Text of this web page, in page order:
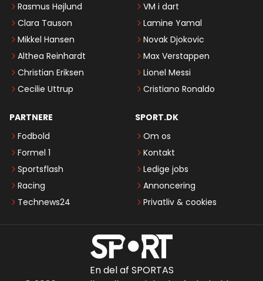
Rasmus Højlund
Clara Tauson
Mikkel Hansen
Althea Reinhardt
Christian Eriksen
Cecilie Uttrup
VM i dart
Lamine Yamal
Novak Djokovic
Max Verstappen
Lionel Messi
Cristiano Ronaldo
PARTNERE
Fodbold
Formel 1
Sportsflash
Racing
Technews24
SPORT.DK
Om os
Kontakt
Ledige jobs
Annoncering
Privatliv & cookies
En del af SPORTAS